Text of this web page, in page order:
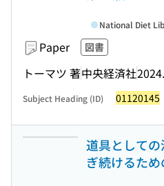
Paper 図書
トーマツ 著中央経済社
National Diet
Subject Heading (ID) 01120145
道具として
ぎ続けるた